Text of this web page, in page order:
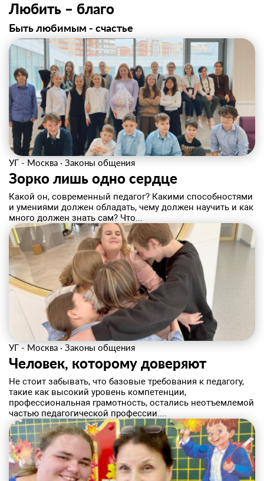
Любить – благо
Быть любимым - счастье
УГ - Москва · Законы общения
Зорко лишь одно сердце
Какой он, современный педагог? Какими способностями
и умениями должен обладать, чему должен научить и как
много должен знать сам? Что...
УГ - Москва · Законы общения
Человек, которому доверяют
Не стоит забывать, что базовые требования к педагогу,
такие как высокий уровень компетенции,
профессиональная грамотность, остались неотъемлемой
частью педагогической профессии....